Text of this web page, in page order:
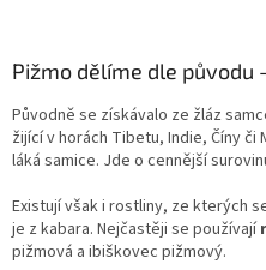
Pižmo dělíme dle původu
Původně se získávalo ze žláz
žijící v horách Tibetu, Indie, Číny
láká samice. Jde o cennější
Existují však i rostliny, ze kterých
je z kabara. Nejčastěji se používají
pižmová a ibiškovec pižmový.